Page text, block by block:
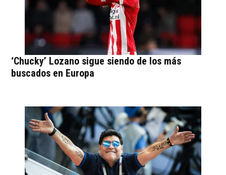
‘Chucky’ Lozano sigue siendo de los más
buscados en Europa